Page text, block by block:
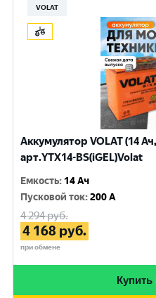
VOLAT
Аккумулятор VOLAT (14
арт.YTX14-BS(iGEL)Volat
Емкость: 14 Ач
Пусковой ток:200 A
4 294руб.
4 168 руб.
при обмене
Купить